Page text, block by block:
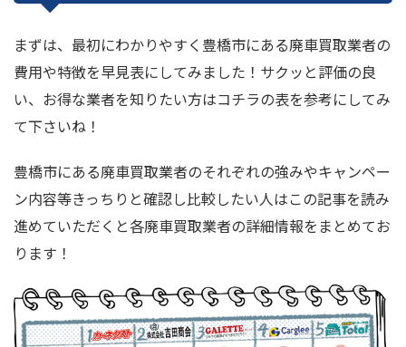
まずは、最初にわかりやすく豊橋市にある廃車買取業者の
費用や特徴を早見表にしてみました！サクッと評価の良
い、お得な業者を知りたい方はコチラの表を参考にしてみ
て下さいね！
豊橋市にある廃車買取業者のそれぞれの強みやキャンペー
ン内容等きっちりと確認し比較したい人はこの記事を読み
進めていただくと各廃車買取業者の詳細情報をまとめてお
ります！